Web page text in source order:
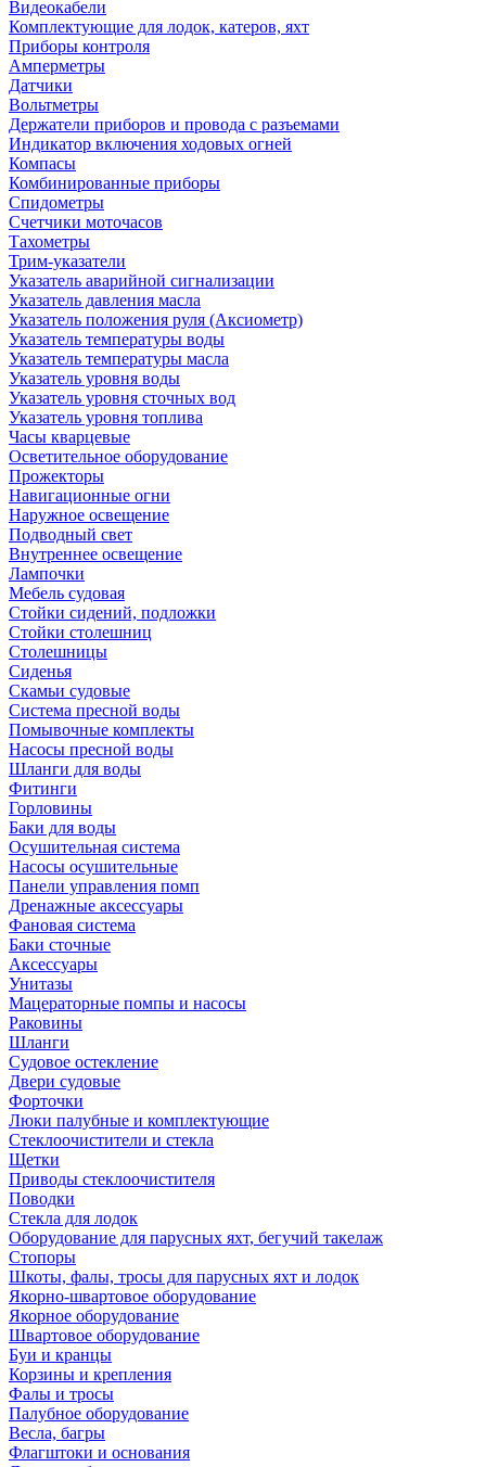
Видеокабели
Комплектующие для лодок, катеров, яхт
Приборы контроля
Амперметры
Датчики
Вольтметры
Держатели приборов и провода с разъемами
Индикатор включения ходовых огней
Компасы
Комбинированные приборы
Спидометры
Счетчики моточасов
Тахометры
Трим-указатели
Указатель аварийной сигнализации
Указатель давления масла
Указатель положения руля (Аксиометр)
Указатель температуры воды
Указатель температуры масла
Указатель уровня воды
Указатель уровня сточных вод
Указатель уровня топлива
Часы кварцевые
Осветительное оборудование
Прожекторы
Навигационные огни
Наружное освещение
Подводный свет
Внутреннее освещение
Лампочки
Мебель судовая
Стойки сидений, подложки
Стойки столешниц
Столешницы
Сиденья
Скамьи судовые
Система пресной воды
Помывочные комплекты
Насосы пресной воды
Шланги для воды
Фитинги
Горловины
Баки для воды
Осушительная система
Насосы осушительные
Панели управления помп
Дренажные аксессуары
Фановая система
Баки сточные
Аксессуары
Унитазы
Мацераторные помпы и насосы
Раковины
Шланги
Судовое остекление
Двери судовые
Форточки
Люки палубные и комплектующие
Стеклоочистители и стекла
Щетки
Приводы стеклоочистителя
Поводки
Стекла для лодок
Оборудование для парусных яхт, бегучий такелаж
Стопоры
Шкоты, фалы, тросы для парусных яхт и лодок
Якорно-швартовое оборудование
Якорное оборудование
Швартовое оборудование
Буи и кранцы
Корзины и крепления
Фалы и тросы
Палубное оборудование
Весла, багры
Флагштоки и основания